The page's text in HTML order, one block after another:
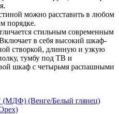
можно расставить в любом
порядке.
стильным современным
в себя высокий шкаф-
створкой, длинную и узкую
тумбу под ТВ и
шкаф с четырьмя распашными
(МДФ) (Венге/Белый глянец)